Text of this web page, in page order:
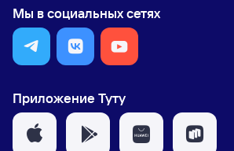
Мы в социальных сетях
Приложение Туту